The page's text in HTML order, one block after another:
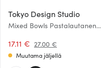
Tokyo Design Studio
Mixed Bowls Pastalautanen
17.11 € 27.00 €
Muutama jäljellä